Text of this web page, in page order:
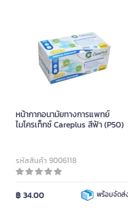
หน้ากากอนามัยทางการแพทย์
ไมโครเท็กซ์ Careplus สีฟ้า (P50)
รหัสสินค้า 9006118
฿ 34.00 พร้อมจัดส่